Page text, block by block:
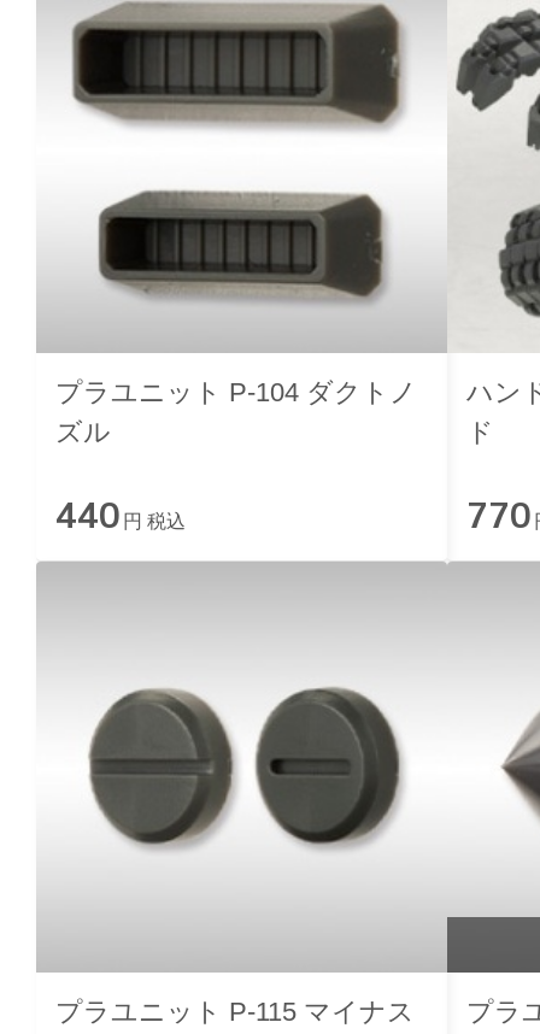
プラユニット P-104 ダクトノ
ズル
440 円 税込
ハン
ド
770
プラユニット P-115 マイナス
プラ